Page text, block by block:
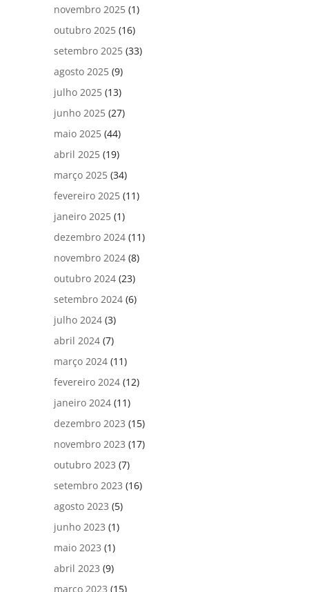
novembro 2025 (1)
outubro 2025 (16)
setembro 2025 (33)
agosto 2025 (9)
julho 2025 (13)
junho 2025 (27)
maio 2025 (44)
abril 2025 (19)
março 2025 (34)
fevereiro 2025 (11)
janeiro 2025 (1)
dezembro 2024 (11)
novembro 2024 (8)
outubro 2024 (23)
setembro 2024 (6)
julho 2024 (3)
abril 2024 (7)
março 2024 (11)
fevereiro 2024 (12)
janeiro 2024 (11)
dezembro 2023 (15)
novembro 2023 (17)
outubro 2023 (7)
setembro 2023 (16)
agosto 2023 (5)
junho 2023 (1)
maio 2023 (1)
abril 2023 (9)
março 2023 (15)